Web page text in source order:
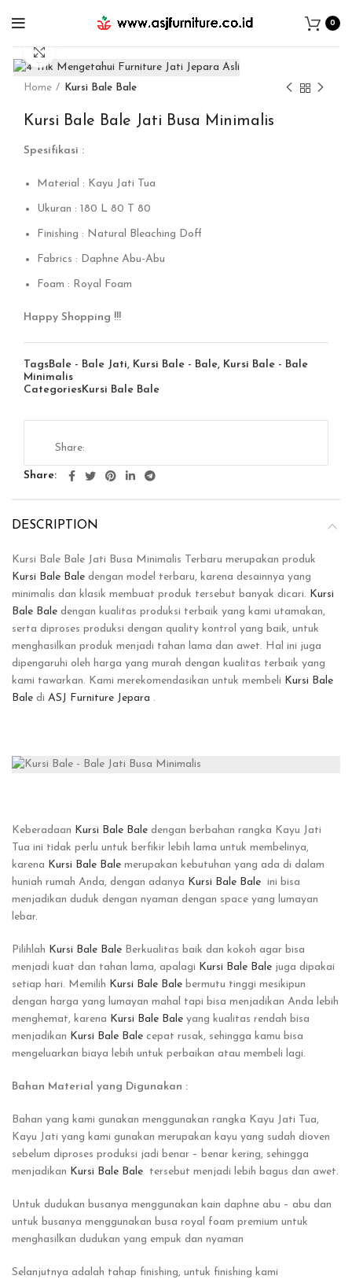
0
Home Kursi Bale Bale
Kursi Bale Bale Jati Busa Minimalis
Spesifikasi :
Material : Kayu Jati Tua
Ukuran : 180 L 80 T 80
Finishing : Natural Bleaching Doff
Fabrics : Daphne Abu-Abu
Foam : Royal Foam
Happy Shopping !!!
TagsBale - Bale Jati, Kursi Bale - Bale, Kursi Bale - Bale
Minimalis
CategoriesKursi Bale Bale
Share
DESCRIPTION
Kursi Bale Bale Jati Busa Minimalis Terbaru merupakan produk
Kursi Bale Bale dengan model terbaru, karena desainnya yang
minimalis dan klasik membuat produk tersebut banyak dicari. Kursi
Bale Bale dengan kualitas produksi terbaik yang kami utamakan,
serta diproses produksi dengan quality kontrol yang baik, untuk
menghasilkan produk menjadi tahan lama dan awet. Hal ini juga
dipengaruhi oleh harga yang murah dengan kualitas terbaik yang
kami tawarkan. Kami merekomendasikan untuk membeli Kursi Bale
Bale di ASJ Furniture Jepara .
Keberadaan Kursi Bale Bale dengan berbahan rangka Kayu Jati
Tua ini tidak perlu untuk berfikir lebih lama untuk membelinya,
karena Kursi Bale Bale merupakan kebutuhan yang ada di dalam
huniah rumah Anda, dengan adanya Kursi Bale Bale ini bisa
menjadikan duduk dengan nyaman dengan space yang lumayan
lebar.
Pilihlah Kursi Bale Bale Berkualitas baik dan kokoh agar bisa
menjadi kuat dan tahan lama, apalagi Kursi Bale Bale juga dipakai
setiap hari. Memilih Kursi Bale Bale bermutu tinggi mesikipun
dengan harga yang lumayan mahal tapi bisa menjadikan Anda lebih
menghemat, karena Kursi Bale Bale yang kualitas rendah bisa
menjadikan Kursi Bale Bale cepat rusak, sehingga kamu bisa
mengeluarkan biaya lebih untuk perbaikan atau membeli lagi.
Bahan Material yang Digunakan :
Bahan yang kami gunakan menggunakan rangka Kayu Jati Tua,
Kayu Jati yang kami gunakan merupakan kayu yang sudah dioven
sebelum diproses produksi jadi benar – benar kering, sehingga
menjadikan Kursi Bale Bale tersebut menjadi lebih bagus dan awet.
Untuk dudukan busanya menggunakan kain daphne abu – abu dan
untuk busanya menggunakan busa royal foam premium untuk
menghasilkan dudukan yang empuk dan nyaman
Selanjutnya adalah tahap finishing, untuk finishing kami